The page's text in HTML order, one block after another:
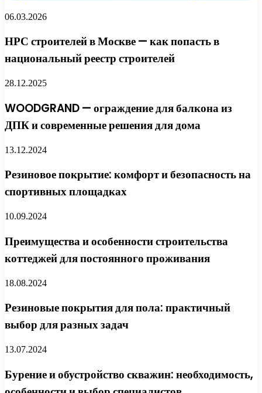
06.03.2026
НРС строителей в Москве — как попасть в
национальный реестр строителей
28.12.2025
WOODGRAND — ограждение для балкона из
ДПК и современные решения для дома
13.12.2024
Резиновое покрытие: комфорт и безопасность на
спортивных площадках
10.09.2024
Преимущества и особенности строительства
коттеджей для постоянного проживания
18.08.2024
Резиновые покрытия для пола: практичный
выбор для разных задач
13.07.2024
Бурение и обустройство скважин: необходимость,